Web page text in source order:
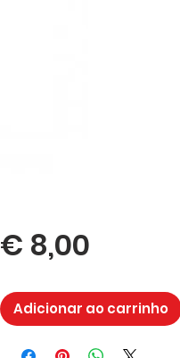
€ 8,00Preço
Adicionar ao carrinho